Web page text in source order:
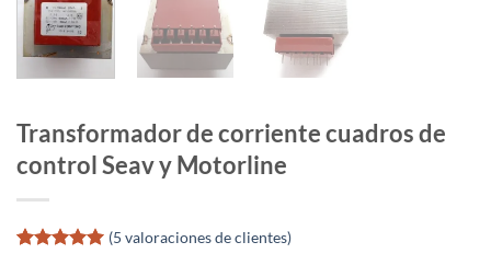
Transformador de corriente cuadros de
control Seav y Motorline
(5 valoraciones de clientes)